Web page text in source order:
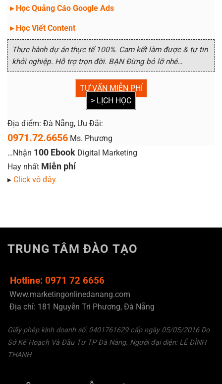
▸ Học Quảng Cáo Google Ads
▸ Học Viết Content
Thực hành dự án thực tế 100%. Cam kết làm được & tự tin
khởi nghiệp. Hỗ trợ trọn đời. BẠN Đừng bỏ lỡ nhé…
TƯ VẤN MIỄN PHÍ
> LỊCH HỌC
Địa điểm: Đà Nẵng, Ưu Đãi:
0971.72.6656 Ms. Phương
…Nhận 100 Ebook Digital Marketing
Hay nhất Miễn phí
▸ Click vô đây
TRUNG TÂM ĐÀO TẠO
Hotline: 0971 72 6656
Www.marketingonlinedanang.com
Địa chỉ: 181 Nguyễn Tri Phương, Đà Nẵng
Giấy phép kinh doanh số: 0401761629 cấp ngày 05/05/2016 Do
Sở Kế Hoạch Và Đầu Tư TP Đà Nẵng. Người đại diện: LÊ ĐÌNH
THANH